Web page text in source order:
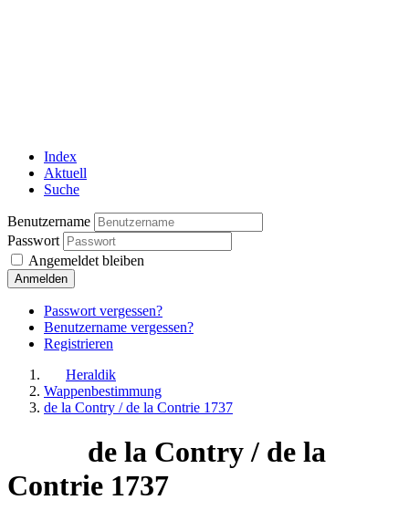
Index
Aktuell
Suche
Benutzername
Passwort
Angemeldet bleiben
Anmelden
Passwort vergessen?
Benutzername vergessen?
Registrieren
Heraldik
Wappenbestimmung
de la Contry / de la Contrie 1737
de la Contry / de la
Contrie 1737